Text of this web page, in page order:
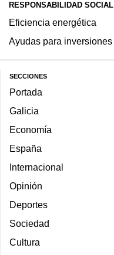
RESPONSABILIDAD SOCIAL
Eficiencia energética
Ayudas para inversiones
SECCIONES
Portada
Galicia
Economía
España
Internacional
Opinión
Deportes
Sociedad
Cultura